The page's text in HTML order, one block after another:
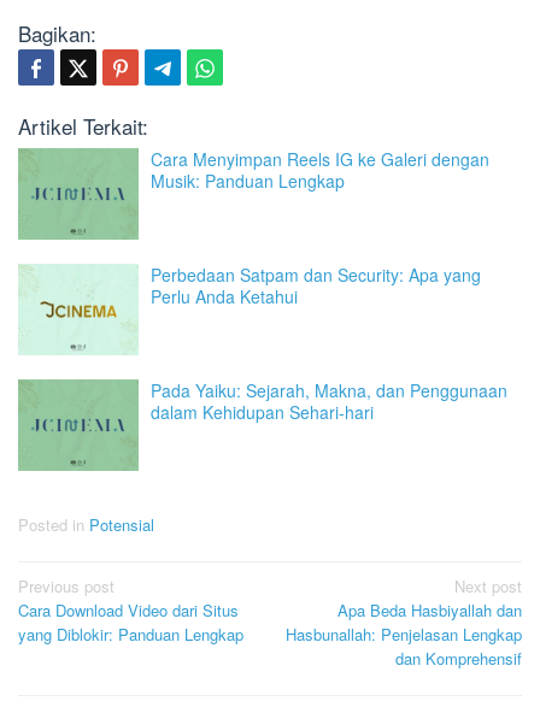
Bagikan:
Artikel Terkait:
Cara Menyimpan Reels IG ke Galeri dengan
Musik: Panduan Lengkap
Perbedaan Satpam dan Security: Apa yang
Perlu Anda Ketahui
Pada Yaiku: Sejarah, Makna, dan Penggunaan
dalam Kehidupan Sehari-hari
Posted in Potensial
Post
navigation
Previous post
Cara Download Video dari Situs
yang Diblokir: Panduan Lengkap
Next post
Apa Beda Hasbiyallah dan
Hasbunallah: Penjelasan Lengkap
dan Komprehensif